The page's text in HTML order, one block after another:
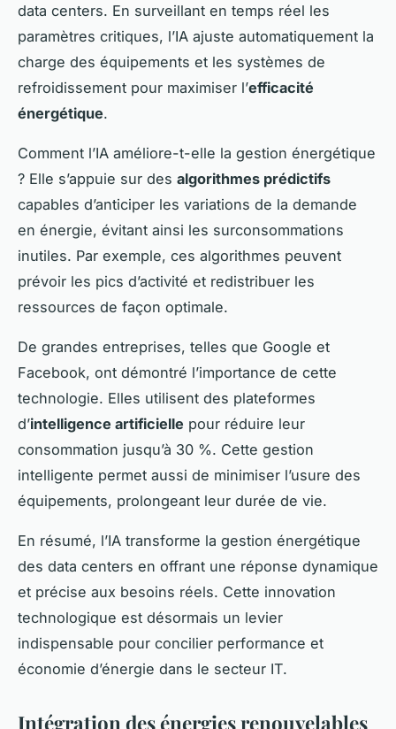
data centers. En surveillant en temps réel les
paramètres critiques, l’IA ajuste automatiquement la
charge des équipements et les systèmes de
refroidissement pour maximiser l’efficacité
énergétique.
Comment l’IA améliore-t-elle la gestion énergétique
? Elle s’appuie sur des algorithmes prédictifs
capables d’anticiper les variations de la demande
en énergie, évitant ainsi les surconsommations
inutiles. Par exemple, ces algorithmes peuvent
prévoir les pics d’activité et redistribuer les
ressources de façon optimale.
De grandes entreprises, telles que Google et
Facebook, ont démontré l’importance de cette
technologie. Elles utilisent des plateformes
d’intelligence artificielle pour réduire leur
consommation jusqu’à 30 %. Cette gestion
intelligente permet aussi de minimiser l’usure des
équipements, prolongeant leur durée de vie.
En résumé, l’IA transforme la gestion énergétique
des data centers en offrant une réponse dynamique
et précise aux besoins réels. Cette innovation
technologique est désormais un levier
indispensable pour concilier performance et
économie d’énergie dans le secteur IT.
Intégration des énergies renouvelables